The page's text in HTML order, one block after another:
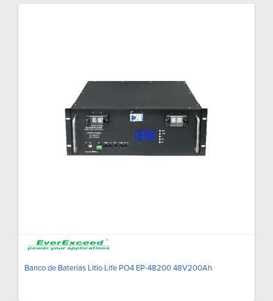
Banco de Baterías Litio Life PO4 EP-48200 48V200Ah